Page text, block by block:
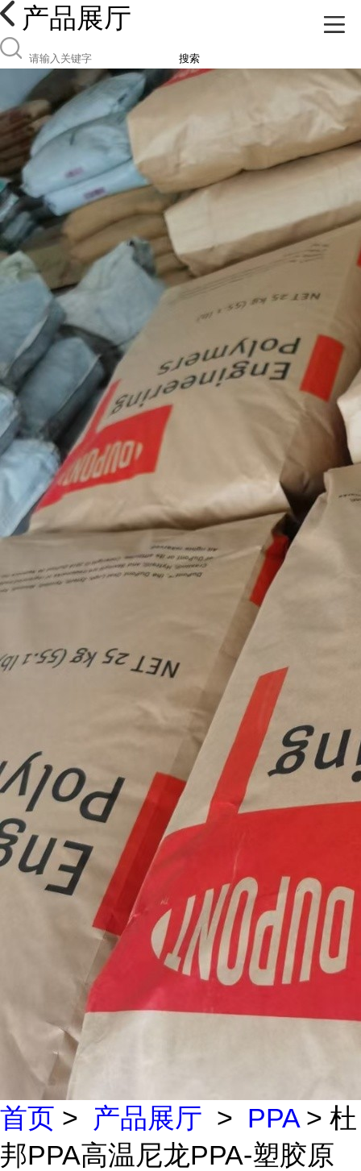
产品展厅
搜索
首页 > 产品展厅 > PPA> 杜
邦PPA高温尼龙PPA-塑胶原